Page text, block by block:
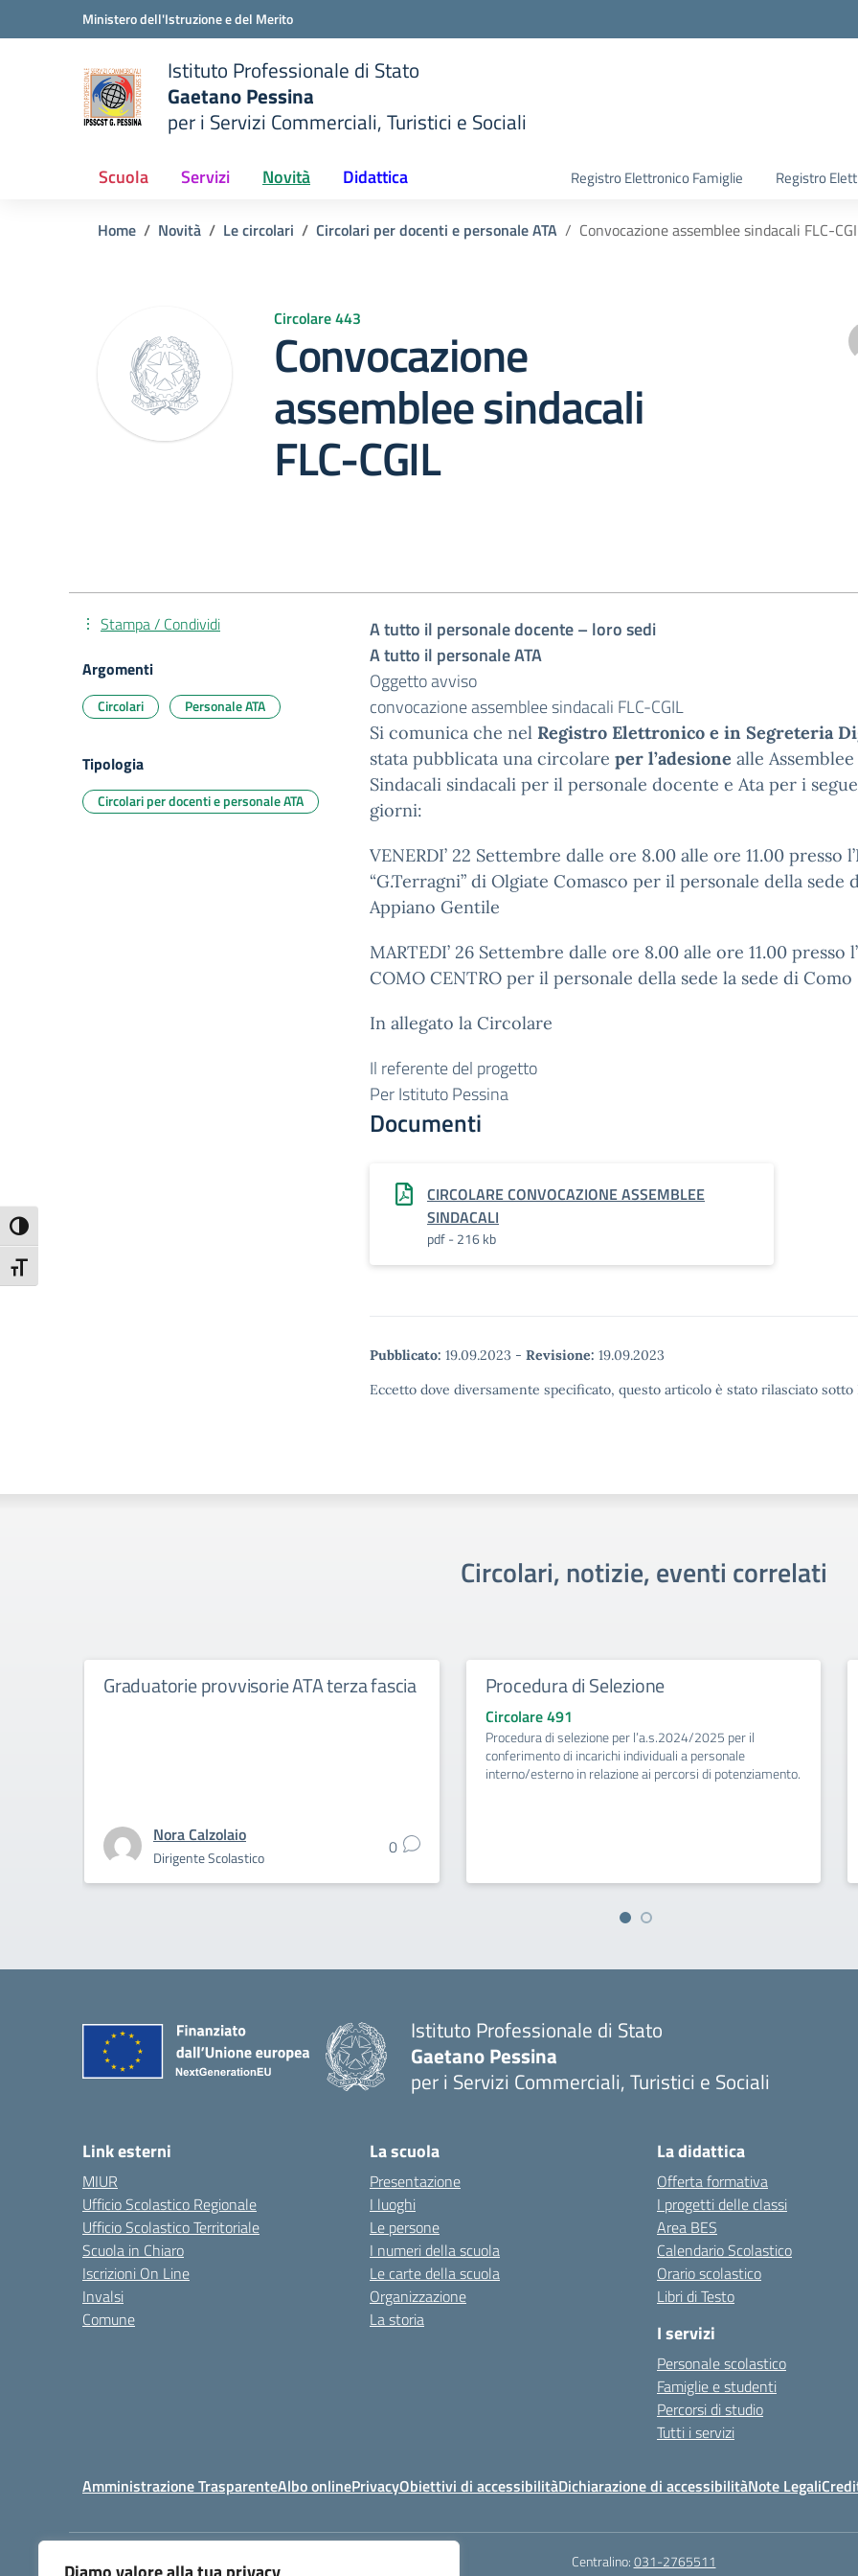
Attiva/disattiva alto contrasto
Attiva/disattiva dimensione testo
Vai ai contenuti
Vai al menu di navigazioneMinistero dell'Istruzione e del Merito
Istituto Professionale di Stato
Gaetano Pessina
per i Servizi Commerciali, Turistici e Sociali
Scuola Servizi Novità Didattica Registro Elettronico Famiglie Registro
Home Novità Le circolari Circolari per docenti e personale ATA Convocazione assemblee sindacali FLC-
Circolare 443
Convocazione
assemblee sindacali
FLC-CGIL
A tutto il personale docente – loro sedi
A tutto il personale ATA
Oggetto avviso
convocazione assemblee sindacali FLC-CGIL
Si comunica che nel Registro Elettronico e in Segreteria
stata pubblicata una circolare per l’adesione alle Assemblee
Sindacali sindacali per il personale docente e Ata per i
giorni:
VENERDI’ 22 Settembre dalle ore 8.00 alle ore 11.00 presso
“G.Terragni” di Olgiate Comasco per il personale della sede
Appiano Gentile
MARTEDI’ 26 Settembre dalle ore 8.00 alle ore 11.00 presso
COMO CENTRO per il personale della sede la sede di Como
In allegato la Circolare
Il referente del progetto
Per Istituto Pessina
Documenti
CIRCOLARE CONVOCAZIONE ASSEMBLEE
SINDACALI
pdf - 216 kb
Pubblicato: 19.09.2023 - Revisione: 19.09.2023
Eccetto dove diversamente specificato, questo articolo è stato rilasciato
Stampa / Condividi
Argomenti
Circolari Personale ATA
Tipologia
Circolari per docenti e personale ATA
Circolari, notizie, eventi correlati
Graduatorie provvisorie ATA terza fascia
Nora Calzolaio
Dirigente Scolastico 0
Procedura di Selezione
Circolare 491
Procedura di selezione per l’a.s.2024/2025 per il
conferimento di incarichi individuali a personale
interno/esterno in relazione ai percorsi di potenziamento.
Istituto Professionale di Stato
Gaetano Pessina
per i Servizi Commerciali, Turistici e Sociali
Link esterni
MIUR
Ufficio Scolastico Regionale
Ufficio Scolastico Territoriale
Scuola in Chiaro
Iscrizioni On Line
Invalsi
Comune
La scuola
Presentazione
I luoghi
Le persone
I numeri della scuola
Le carte della scuola
Organizzazione
La storia
La didattica
Offerta formativa
I progetti delle classi
Area BES
Calendario Scolastico
Orario scolastico
Libri di Testo
I servizi
Personale scolastico
Famiglie e studenti
Percorsi di studio
Tutti i servizi
Amministrazione TrasparenteAlbo onlinePrivacyObiettivi di accessibilitàDichiarazione di accessibilitàNote Legali
Centralino:031-2765511